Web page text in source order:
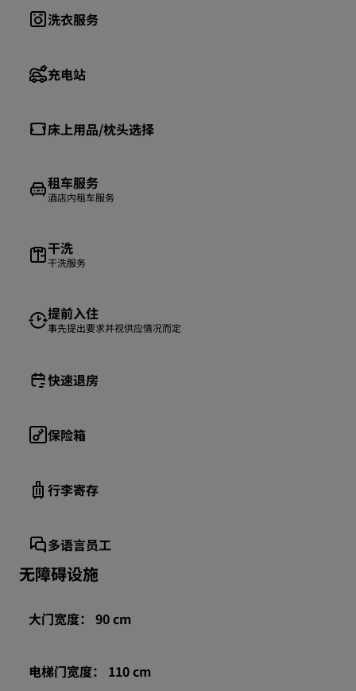
洗衣服务
充电站
床上用品/枕头选择
租车服务
酒店内租车服务
干洗
干洗服务
提前入住
事先提出要求并视供应情况而定
快速退房
保险箱
行李寄存
多语言员工
无障碍设施
大门宽度： 90 cm
电梯门宽度： 110 cm